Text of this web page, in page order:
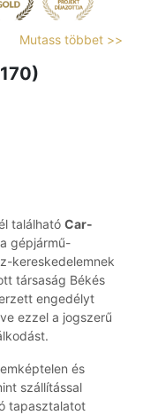
Mutass többet >>
található Car-
gépjármű-
kereskedelemnek
társaság Békés
engedélyt
ezzel a jogszerű
és
szállítással
tapasztalatot